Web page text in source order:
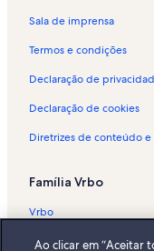
Aluguéis por temporada
Aluguéis por temporada
Aluguéis por temporada
Sala de imprensa
Termos e condições
Declaração de
Declaração de cookies
Diretrizes de conteúdo
Família Vrbo
Vrbo
Abritel.fr
Ao clicar em “Aceitar